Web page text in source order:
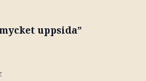
uppsida”